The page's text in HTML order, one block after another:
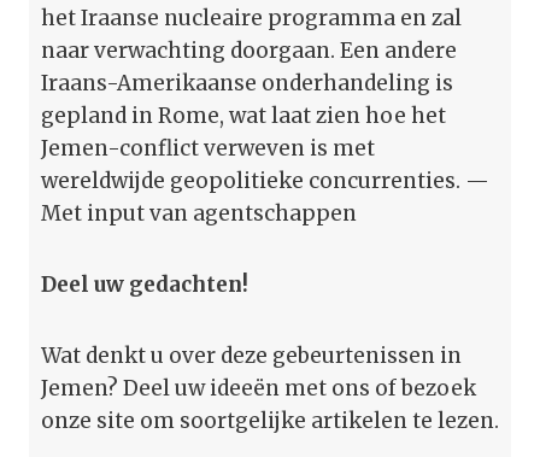
het Iraanse nucleaire programma en zal
naar verwachting doorgaan. Een andere
Iraans-Amerikaanse onderhandeling is
gepland in Rome, wat laat zien hoe het
Jemen-conflict verweven is met
wereldwijde geopolitieke concurrenties. —
Met input van agentschappen
Deel uw gedachten!
Wat denkt u over deze gebeurtenissen in
Jemen? Deel uw ideeën met ons of bezoek
onze site om soortgelijke artikelen te lezen.